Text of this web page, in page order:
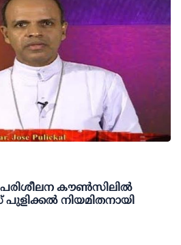
പരിശീലന കൗണ്‍സിലില്‍
നിയമിതനായി